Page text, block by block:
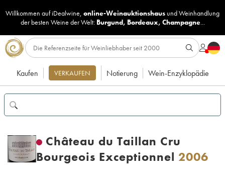
Willkommen auf iDealwine, online-Weinauktionshaus undWeinhandlung
der besten Weine der Welt: Burgund, Bordeaux, Champagne...
Kaufen VERKAUFEN Notierung Wein-Enzyklopädie
Château du Taillan Cru
Bourgeois Exceptionnel 2006